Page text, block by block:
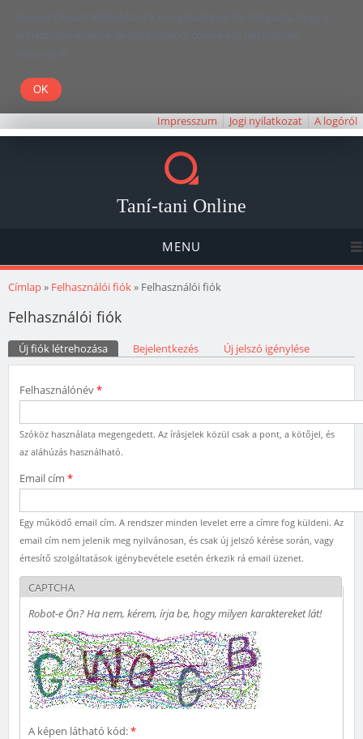
Kedves Olvasó! Weboldalunk böngészésével Ön elfogadja, hogy a
felhasználói élmény javítása céljából cookie-kat használunk.
Köszönjük!
Impresszum Jogi nyilatkozat A logóról
Taní-tani Online
MENU
Jelenlegi hely
Címlap» Felhasználói fiók» Felhasználói fiók
Felhasználói fiók
Elsődleges fülek
Új fiók létrehozása (aktív fül)Bejelentkezés Új jelszó igénylése
Felhasználónév*
Szóköz használata megengedett. Az írásjelek közül csak a pont, a kötőjel, és
az aláhúzás használható.
Email cím *
Egy működő email cím. A rendszer minden levelet erre a címre fog küldeni. Az
email cím nem jelenik meg nyilvánosan, és csak új jelszó kérése során, vagy
értesítő szolgáltatások igénybevétele esetén érkezik rá email üzenet.
CAPTCHA
Robot-e Ön? Ha nem, kérem, írja be, hogy milyen karaktereket lát!
A képen látható kód:*